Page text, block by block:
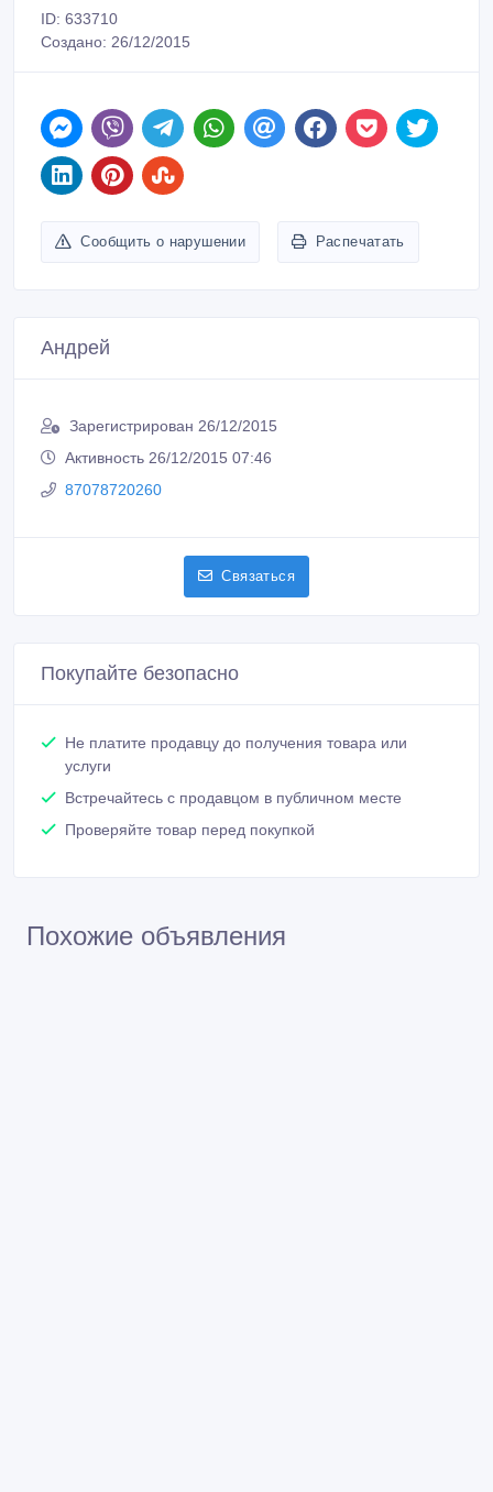
ID: 633710
Создано: 26/12/2015
Сообщить о нарушении Распечатать
Андрей
Зарегистрирован 26/12/2015
Активность 26/12/2015 07:46
87078720260
Связаться
Покупайте безопасно
Не платите продавцу до получения товара или
услуги
Встречайтесь с продавцом в публичном месте
Проверяйте товар перед покупкой
Похожие объявления